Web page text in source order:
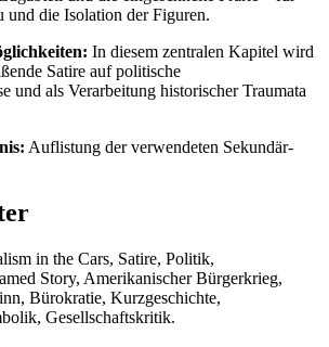
und die Isolation der Figuren.
In diesem zentralen Kapitel wird
Satire auf politische
und als Verarbeitung historischer Traumata
Auflistung der verwendeten Sekundär-
in the Cars, Satire, Politik,
Story, Amerikanischer Bürgerkrieg,
Bürokratie, Kurzgeschichte,
Gesellschaftskritik.